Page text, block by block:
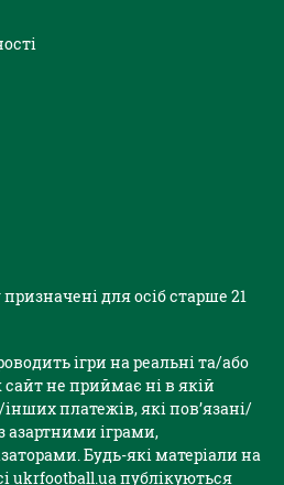
для осіб старше 21
ігри на реальні та/або
сайт не приймає ні в якій
платежів, які пов’язані/
азартними іграми,
Будь-які матеріали на
ukrfootball.ua публікуються